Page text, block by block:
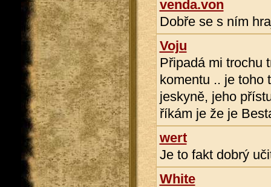
venda.von
Dobře se s ním
Voju
Připadá mi trochu
komentu .. je toho
jeskyně, jeho
říkám je že je
wert
Je to fakt dobrý
White